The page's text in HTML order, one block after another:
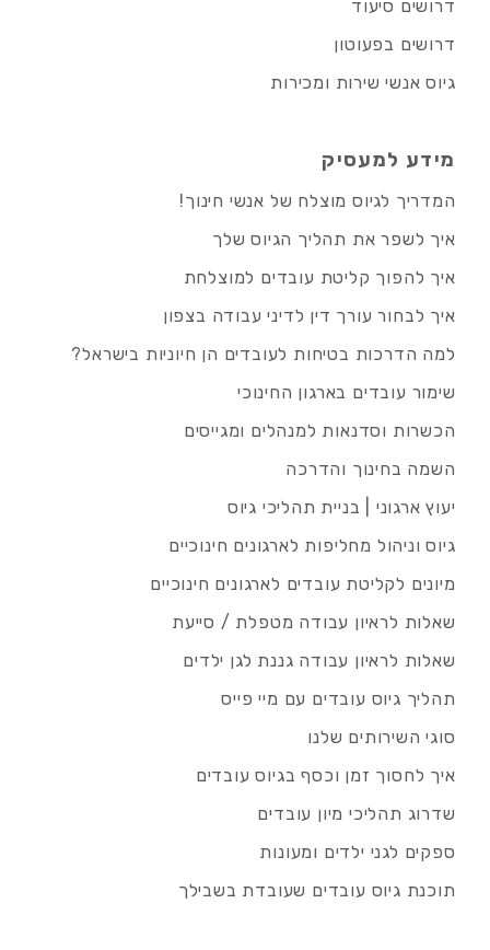
דרושים סיעוד
דרושים בפעוטון
גיוס אנשי שירות ומכירות
מידע למעסיק
המדריך לגיוס מוצלח של אנשי חינוך!
איך לשפר את תהליך הגיוס שלך
איך להפוך קליטת עובדים למוצלחת
איך לבחור עורך דין לדיני עבודה בצפון
למה הדרכות בטיחות לעובדים הן חיוניות בישראל?
שימור עובדים בארגון החינוכי
הכשרות וסדנאות למנהלים ומגייסים
השמה בחינוך והדרכה
יעוץ ארגוני | בניית תהליכי גיוס
גיוס וניהול מחליפות לארגונים חינוכיים
מיונים לקליטת עובדים לארגונים חינוכיים
שאלות לראיון עבודה מטפלת / סייעת
שאלות לראיון עבודה גננת לגן ילדים
תהליך גיוס עובדים עם מיי פייס
סוגי השירותים שלנו
איך לחסוך זמן וכסף בגיוס עובדים
שדרוג תהליכי מיון עובדים
ספקים לגני ילדים ומעונות
תוכנת גיוס עובדים שעובדת בשבילך